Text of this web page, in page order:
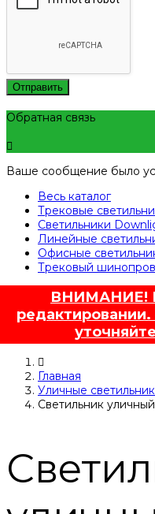
Отправить
Обратная связь
Ваше сообщение было
Весь каталог
Трековые
Светильники
Линейные
Офисные
Трековый
ВНИМАНИЕ!
Главная
Уличные
Светильник